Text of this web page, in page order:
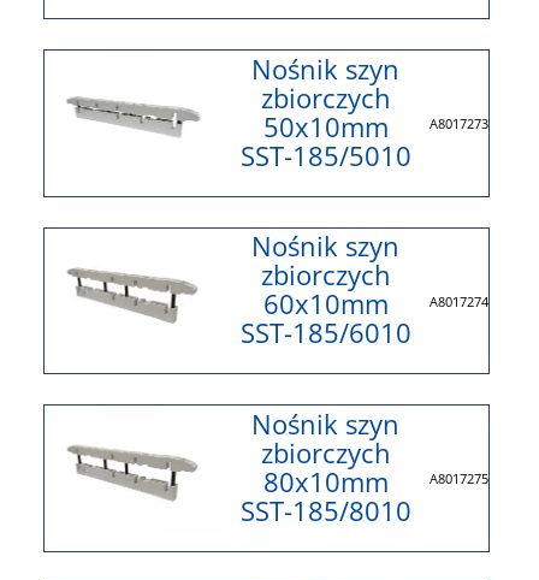
Nośnik szyn
zbiorczych
50x10mm
SST-185/5010
A8017273
Nośnik szyn
zbiorczych
60x10mm
SST-185/6010
A8017274
Nośnik szyn
zbiorczych
80x10mm
SST-185/8010
A8017275